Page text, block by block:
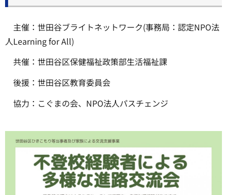
主催：世田谷ブライトネットワーク(事務局：認定NPO法
人Learning for All)
共催：世田谷区保健福祉政策部生活福祉課
後援：世田谷区教育委員会
協力：こぐまの会、NPO法人パスチェンジ